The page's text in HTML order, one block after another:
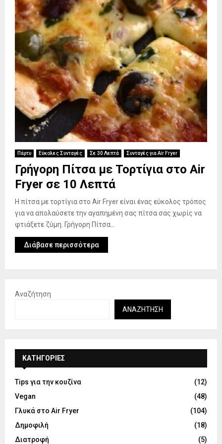
Πάρτυ Εύκολες Συνταγές Σε 30 Λεπτά Συνταγές για Air Fryer
Γρήγορη Πίτσα με Τορτίγια στο Air
Fryer σε 10 Λεπτά
Η πίτσα με τορτίγια στο Air Fryer είναι ένας εύκολος τρόπος
για να απολαύσετε την αγαπημένη σας πίτσα σας χωρίς να
φτιάξετε ζύμη. Γρήγορη Πίτσα...
Διάβασε περισσότερα
Αναζήτηση
ΑΝΑΖΉΤΗΣΗ
KΑΤΗΓΟΡΊΕΣ
Tips για την κουζίνα
(12)
Vegan
(48)
Γλυκά στο Air Fryer
(104)
Δημοφιλή
(18)
Διατροφή
(5)